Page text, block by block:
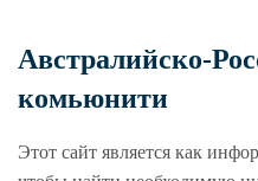
Австралийско-
комьюнити
Этот сайт является как